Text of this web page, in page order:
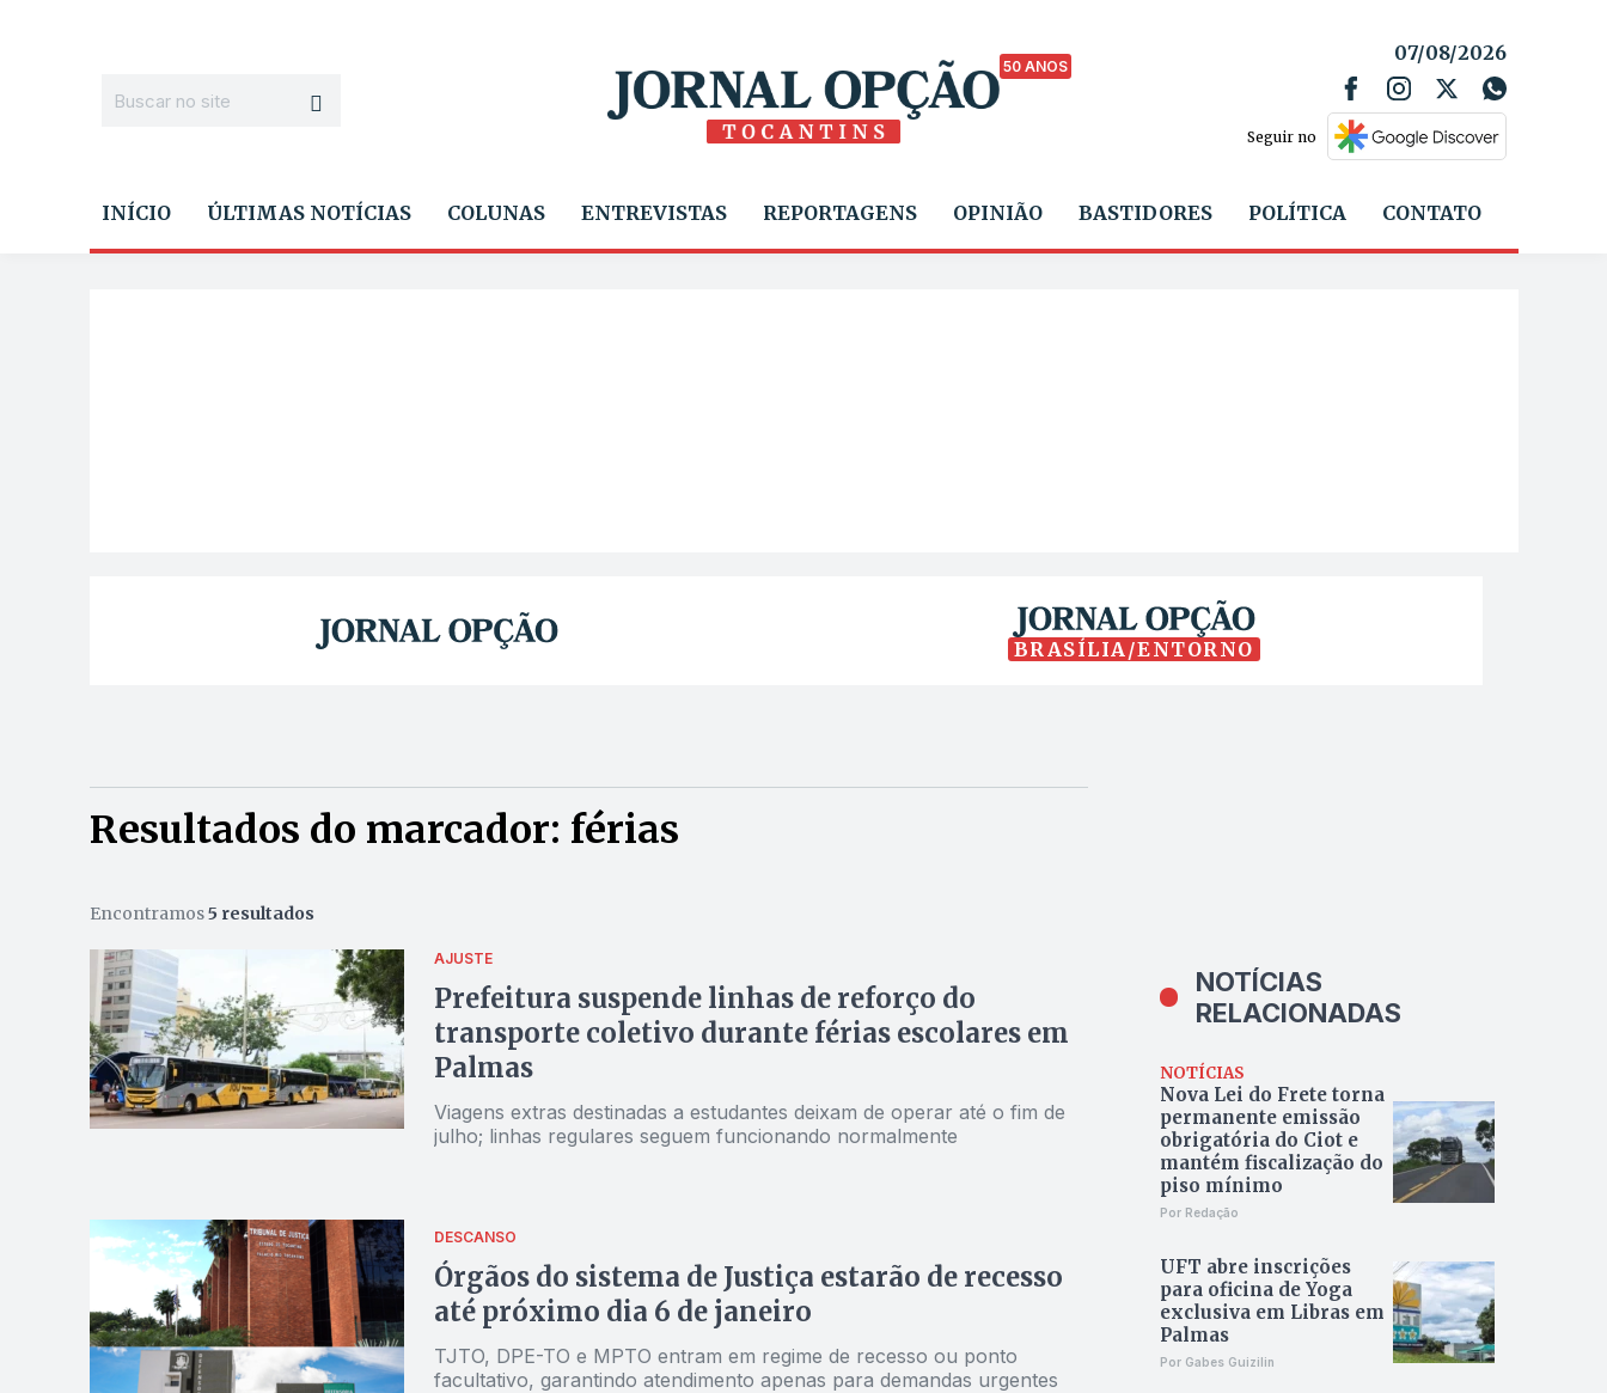
50 ANOS
07/08/2026
Seguir no
INÍCIO ÚLTIMAS NOTÍCIAS COLUNAS ENTREVISTAS REPORTAGENS OPINIÃO BASTIDORES POLÍTICA CONTATO
BRASÍLIA/ENTORNO
Resultados do marcador: férias
Encontramos5 resultados
AJUSTE
Prefeitura suspende linhas de reforço do
transporte coletivo durante férias escolares em
Palmas
Viagens extras destinadas a estudantes deixam de operar até o fim de
julho; linhas regulares seguem funcionando normalmente
DESCANSO
Órgãos do sistema de Justiça estarão de recesso
até próximo dia 6 de janeiro
TJTO, DPE-TO e MPTO entram em regime de recesso ou ponto
facultativo, garantindo atendimento apenas para demandas urgentes
NOTÍCIAS
RELACIONADAS
NOTÍCIAS
Nova Lei do Frete torna
permanente emissão
obrigatória do Ciot e
mantém fiscalização do
piso mínimo
Por Redação
UFT abre inscrições
para oficina de Yoga
exclusiva em Libras em
Palmas
Por Gabes Guizilin